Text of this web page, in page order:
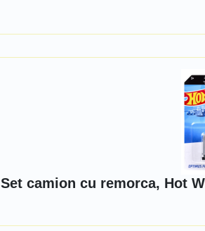
Set camion cu remorca, Hot